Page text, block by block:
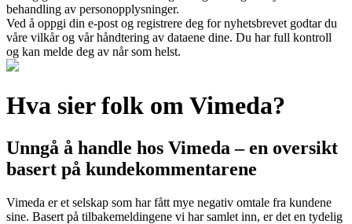
behandling av personopplysninger.
Ved å oppgi din e-post og registrere deg for nyhetsbrevet godtar du
våre vilkår og vår håndtering av dataene dine. Du har full kontroll
og kan melde deg av når som helst.
Hva sier folk om Vimeda?
Unngå å handle hos Vimeda – en oversikt
basert på kundekommentarene
Vimeda er et selskap som har fått mye negativ omtale fra kundene
sine. Basert på tilbakemeldingene vi har samlet inn, er det en tydelig